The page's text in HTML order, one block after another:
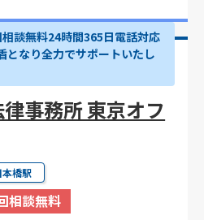
相談無料24時間365日電話対応
となり全力でサポートいたし
事務所 東京オフ
本橋駅
相談無料